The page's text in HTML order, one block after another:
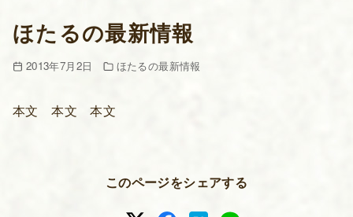
ほたるの最新情報
2013年7月2日 ほたるの最新情報
本文 本文 本文
このページをシェアする